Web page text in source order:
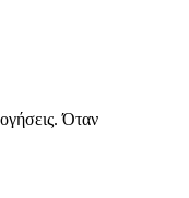
Όταν